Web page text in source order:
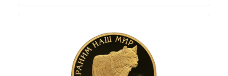
Цена выкупа
Звоните